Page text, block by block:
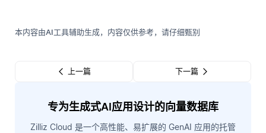
本内容由AI工具辅助生成，内容仅供参考，请仔细甄别
上一篇 下一篇
专为生成式AI应用设计的向量数据库
Zilliz Cloud 是一个高性能、易扩展的 GenAI 应用的托管